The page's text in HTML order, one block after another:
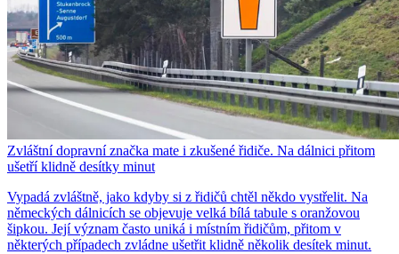
Zvláštní dopravní značka mate i zkušené řidiče. Na dálnici přitom
ušetří klidně desítky minut
Vypadá zvláštně, jako kdyby si z řidičů chtěl někdo vystřelit. Na
německých dálnicích se objevuje velká bílá tabule s oranžovou
šipkou. Její význam často uniká i místním řidičům, přitom v
některých případech zvládne ušetřit klidně několik desítek minut.